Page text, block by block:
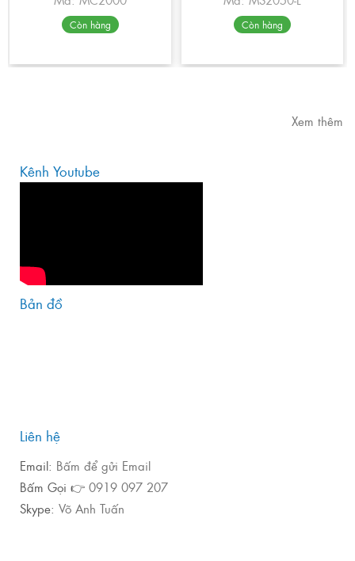
Còn hàng Còn hàng
Xem thêm
Kênh Youtube
Bản đồ
Liên hệ
Email: Bấm để gửi Email
Bấm Gọi 👉 0919 097 207
Skype: Võ Anh Tuấn